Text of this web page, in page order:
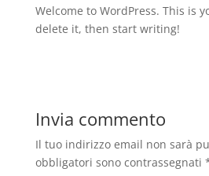
Welcome to WordPress. This is
delete it, then start writing!
Invia commento
Il tuo indirizzo email non sarà
obbligatori sono contrassegnati